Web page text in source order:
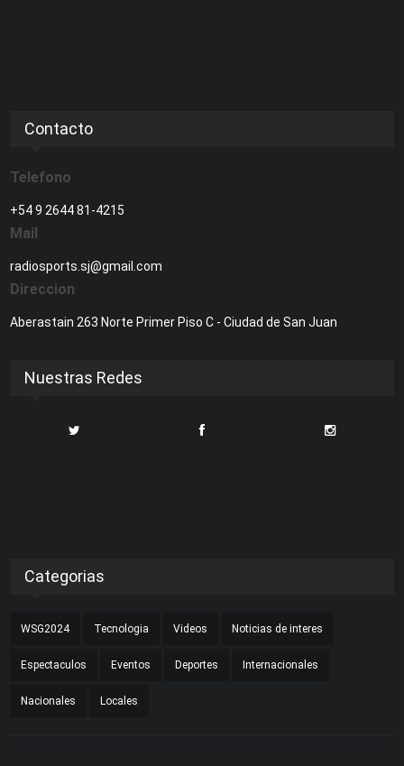
Contacto
Telefono
+54 9 2644 81-4215
Mail
radiosports.sj@gmail.com
Direccion
Aberastain 263 Norte Primer Piso C - Ciudad de San Juan
Nuestras Redes
Categorias
WSG2024 Tecnologia Videos Noticias de interes
Espectaculos Eventos Deportes Internacionales
Nacionales Locales